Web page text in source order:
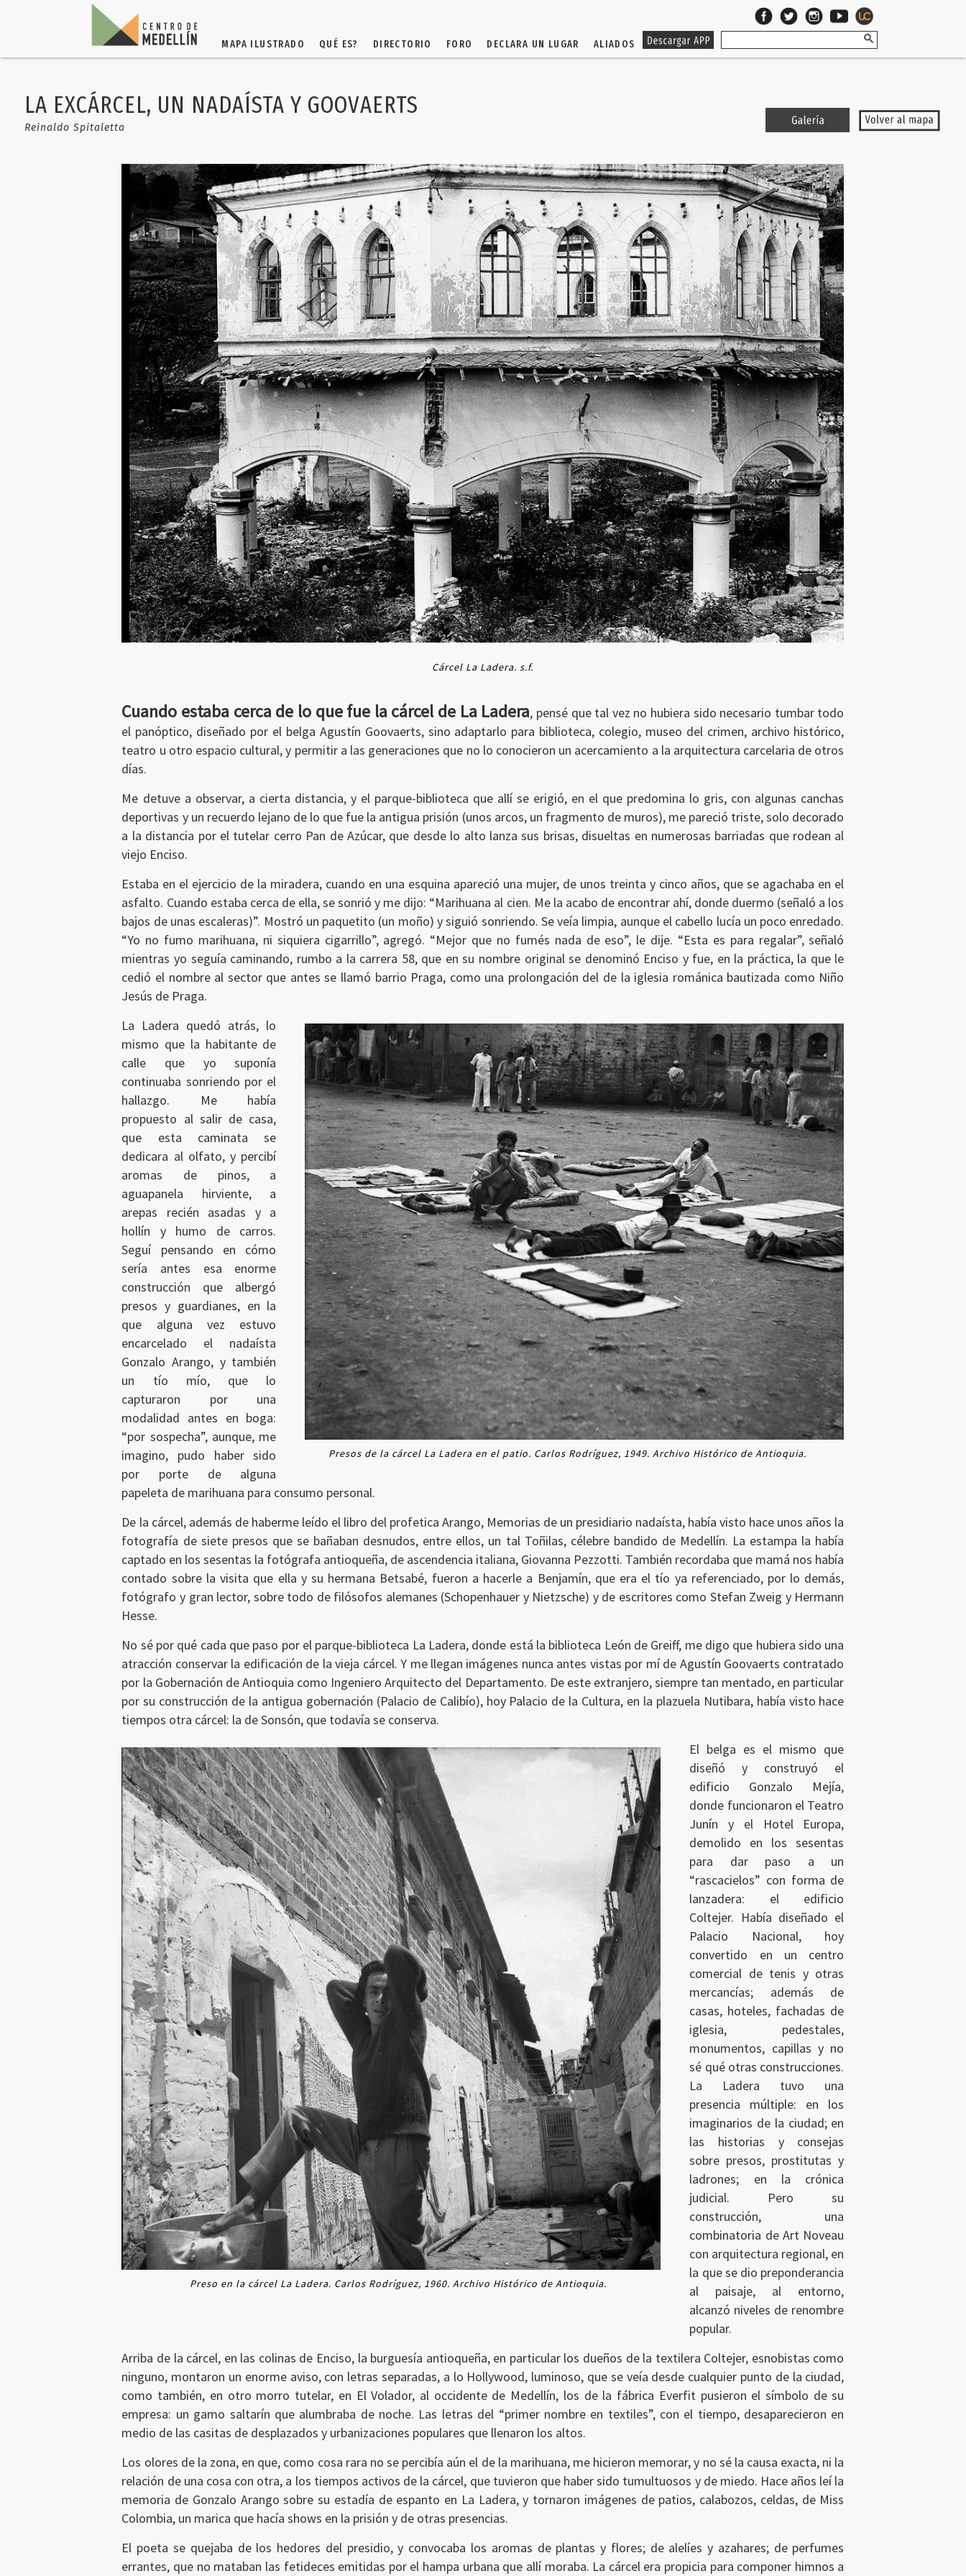
MAPA ILUSTRADO QUÉ ES? DIRECTORIO FORO DECLARA UN LUGAR ALIADOS
LA EXCÁRCEL, UN NADAÍSTA Y GOOVAERTS
Reinaldo Spitaletta
Cárcel La Ladera. s.f.
Cuando estaba cerca de lo que fue la cárcel de La Ladera, pensé que tal vez no hubiera sido necesario tumbar todo
el panóptico, diseñado por el belga Agustín Goovaerts, sino adaptarlo para biblioteca, colegio, museo del crimen, archivo histórico,
teatro u otro espacio cultural, y permitir a las generaciones que no lo conocieron un acercamiento a la arquitectura carcelaria de otros
días.
Me detuve a observar, a cierta distancia, y el parque-biblioteca que allí se erigió, en el que predomina lo gris, con algunas canchas
deportivas y un recuerdo lejano de lo que fue la antigua prisión (unos arcos, un fragmento de muros), me pareció triste, solo decorado
a la distancia por el tutelar cerro Pan de Azúcar, que desde lo alto lanza sus brisas, disueltas en numerosas barriadas que rodean al
viejo Enciso.
Estaba en el ejercicio de la miradera, cuando en una esquina apareció una mujer, de unos treinta y cinco años, que se agachaba en el
asfalto. Cuando estaba cerca de ella, se sonrió y me dijo: “Marihuana al cien. Me la acabo de encontrar ahí, donde duermo (señaló a los
bajos de unas escaleras)”. Mostró un paquetito (un moño) y siguió sonriendo. Se veía limpia, aunque el cabello lucía un poco enredado.
“Yo no fumo marihuana, ni siquiera cigarrillo”, agregó. “Mejor que no fumés nada de eso”, le dije. “Esta es para regalar”, señaló
mientras yo seguía caminando, rumbo a la carrera 58, que en su nombre original se denominó Enciso y fue, en la práctica, la que le
cedió el nombre al sector que antes se llamó barrio Praga, como una prolongación del de la iglesia románica bautizada como Niño
Jesús de Praga.
Presos de la cárcel La Ladera en el patio. Carlos Rodríguez, 1949. Archivo Histórico de Antioquia.
La Ladera quedó atrás, lo
mismo que la habitante de
calle que yo suponía
continuaba sonriendo por el
hallazgo. Me había
propuesto al salir de casa,
que esta caminata se
dedicara al olfato, y percibí
aromas de pinos, a
aguapanela hirviente, a
arepas recién asadas y a
hollín y humo de carros.
Seguí pensando en cómo
sería antes esa enorme
construcción que albergó
presos y guardianes, en la
que alguna vez estuvo
encarcelado el nadaísta
Gonzalo Arango, y también
un tío mío, que lo
capturaron por una
modalidad antes en boga:
“por sospecha”, aunque, me
imagino, pudo haber sido
por porte de alguna
papeleta de marihuana para consumo personal.
De la cárcel, además de haberme leído el libro del profetica Arango, Memorias de un presidiario nadaísta, había visto hace unos años la
fotografía de siete presos que se bañaban desnudos, entre ellos, un tal Toñilas, célebre bandido de Medellín. La estampa la había
captado en los sesentas la fotógrafa antioqueña, de ascendencia italiana, Giovanna Pezzotti. También recordaba que mamá nos había
contado sobre la visita que ella y su hermana Betsabé, fueron a hacerle a Benjamín, que era el tío ya referenciado, por lo demás,
fotógrafo y gran lector, sobre todo de filósofos alemanes (Schopenhauer y Nietzsche) y de escritores como Stefan Zweig y Hermann
Hesse.
No sé por qué cada que paso por el parque-biblioteca La Ladera, donde está la biblioteca León de Greiff, me digo que hubiera sido una
atracción conservar la edificación de la vieja cárcel. Y me llegan imágenes nunca antes vistas por mí de Agustín Goovaerts contratado
por la Gobernación de Antioquia como Ingeniero Arquitecto del Departamento. De este extranjero, siempre tan mentado, en particular
por su construcción de la antigua gobernación (Palacio de Calibío), hoy Palacio de la Cultura, en la plazuela Nutibara, había visto hace
tiempos otra cárcel: la de Sonsón, que todavía se conserva.
Preso en la cárcel La Ladera. Carlos Rodríguez, 1960. Archivo Histórico de Antioquia.
El belga es el mismo que
diseñó y construyó el
edificio Gonzalo Mejía,
donde funcionaron el Teatro
Junín y el Hotel Europa,
demolido en los sesentas
para dar paso a un
“rascacielos” con forma de
lanzadera: el edificio
Coltejer. Había diseñado el
Palacio Nacional, hoy
convertido en un centro
comercial de tenis y otras
mercancías; además de
casas, hoteles, fachadas de
iglesia, pedestales,
monumentos, capillas y no
sé qué otras construcciones.
La Ladera tuvo una
presencia múltiple: en los
imaginarios de la ciudad; en
las historias y consejas
sobre presos, prostitutas y
ladrones; en la crónica
judicial. Pero su
construcción, una
combinatoria de Art Noveau
con arquitectura regional, en
la que se dio preponderancia
al paisaje, al entorno,
alcanzó niveles de renombre
popular.
Arriba de la cárcel, en las colinas de Enciso, la burguesía antioqueña, en particular los dueños de la textilera Coltejer, esnobistas como
ninguno, montaron un enorme aviso, con letras separadas, a lo Hollywood, luminoso, que se veía desde cualquier punto de la ciudad,
como también, en otro morro tutelar, en El Volador, al occidente de Medellín, los de la fábrica Everfit pusieron el símbolo de su
empresa: un gamo saltarín que alumbraba de noche. Las letras del “primer nombre en textiles”, con el tiempo, desaparecieron en
medio de las casitas de desplazados y urbanizaciones populares que llenaron los altos.
Los olores de la zona, en que, como cosa rara no se percibía aún el de la marihuana, me hicieron memorar, y no sé la causa exacta, ni la
relación de una cosa con otra, a los tiempos activos de la cárcel, que tuvieron que haber sido tumultuosos y de miedo. Hace años leí la
memoria de Gonzalo Arango sobre su estadía de espanto en La Ladera, y tornaron imágenes de patios, calabozos, celdas, de Miss
Colombia, un marica que hacía shows en la prisión y de otras presencias.
El poeta se quejaba de los hedores del presidio, y convocaba los aromas de plantas y flores; de alelíes y azahares; de perfumes
errantes, que no mataban las fetideces emitidas por el hampa urbana que allí moraba. La cárcel era propicia para componer himnos a